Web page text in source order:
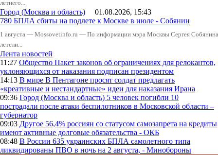
летнего...
Город (Москва и область) 01.08.2026, 15:43
780 БПЛА сбиты на подлете к Москве в июле - Собянин
1 августа — Mossovetinfo.ru — По информации мэра Москвы Сергея
летели...
Лента новостей
11:27 Общество Пакет законов об ограничениях для релокантов,
уклоняющихся от наказания подписан президентом
14:13 В мире В Пентагоне просят солдат предлагать
«креативные и нестандартные» идеи для наказания Ирана
09:36 Город (Москва и область) 5 человек погибли 10
пострадали после атаки беспилотников в Московской области –
губернатор
09:03 Другое 56,4% россиян со статусом самозапрета на кредиты
имеют активные долговые обязательства - ОКБ
08:48 В России 635 украинских БПЛА самолетного типа
ликвидированы ПВО в ночь на 2 августа, - Минобороны